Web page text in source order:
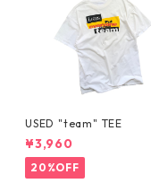
USED "team" TEE
¥3,960
20%OFF